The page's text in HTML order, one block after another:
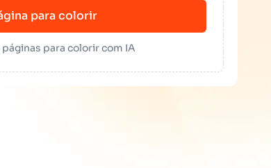
para colorir
para colorir com IA